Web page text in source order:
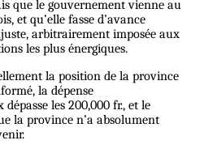
que le gouvernement vienne au
et qu’elle fasse d’avance
arbitrairement imposée aux
les plus énergiques.
la position de la province
la dépense
les 200,000 fr., et le
la province n’a absolument